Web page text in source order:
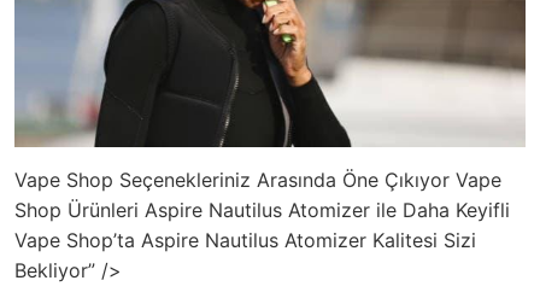
Vape Shop Seçenekleriniz Arasında Öne Çıkıyor Vape
Shop Ürünleri Aspire Nautilus Atomizer ile Daha Keyifli
Vape Shop’ta Aspire Nautilus Atomizer Kalitesi Sizi
Bekliyor” />